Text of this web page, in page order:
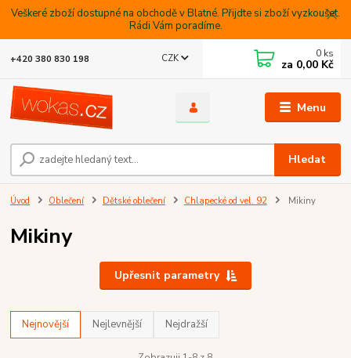
Veškeré zboží dostupné na obchodě v Blatné. Přijdte si zboží vyzkoušet.
Rádi Vám poradíme.
Menu
CZK
Hledat
+420 380 830 198 0 ks
za 0,00 Kč
Úvod Oblečení Dětské oblečení Chlapecké od vel. 92 Mikiny
Mikiny
Upřesnit parametry
Nejnovější Nejlevnější Nejdražší